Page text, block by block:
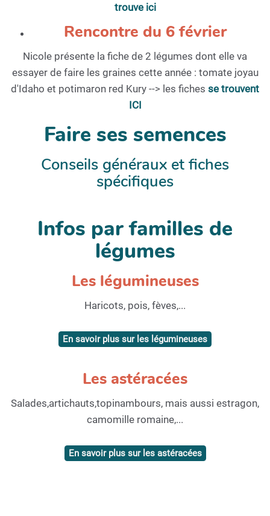
trouve ici
Rencontre du 6 février
Nicole présente la fiche de 2 légumes dont elle va
essayer de faire les graines cette année : tomate joyau
d'Idaho et potimaron red Kury --> les fiches se trouvent
ICI
Faire ses semences
Conseils généraux et fiches
spécifiques
Infos par familles de
légumes
Les légumineuses
Haricots, pois, fèves,...
En savoir plus sur les légumineuses
Les astéracées
Salades,artichauts,topinambours, mais aussi estragon,
camomille romaine,...
En savoir plus sur les astéracées